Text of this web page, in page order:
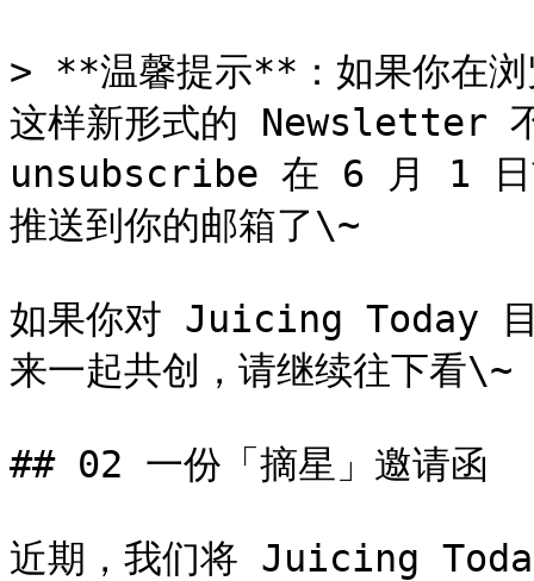
> **温馨提示**：如果你在
这样新形式的 Newsletter 不
unsubscribe 在 6 月 1 日前
推送到你的邮箱了\~
如果你对 Juicing Today 目
来一起共创，请继续往下看\~
## 02 一份「摘星」邀请函
近期，我们将 Juicing